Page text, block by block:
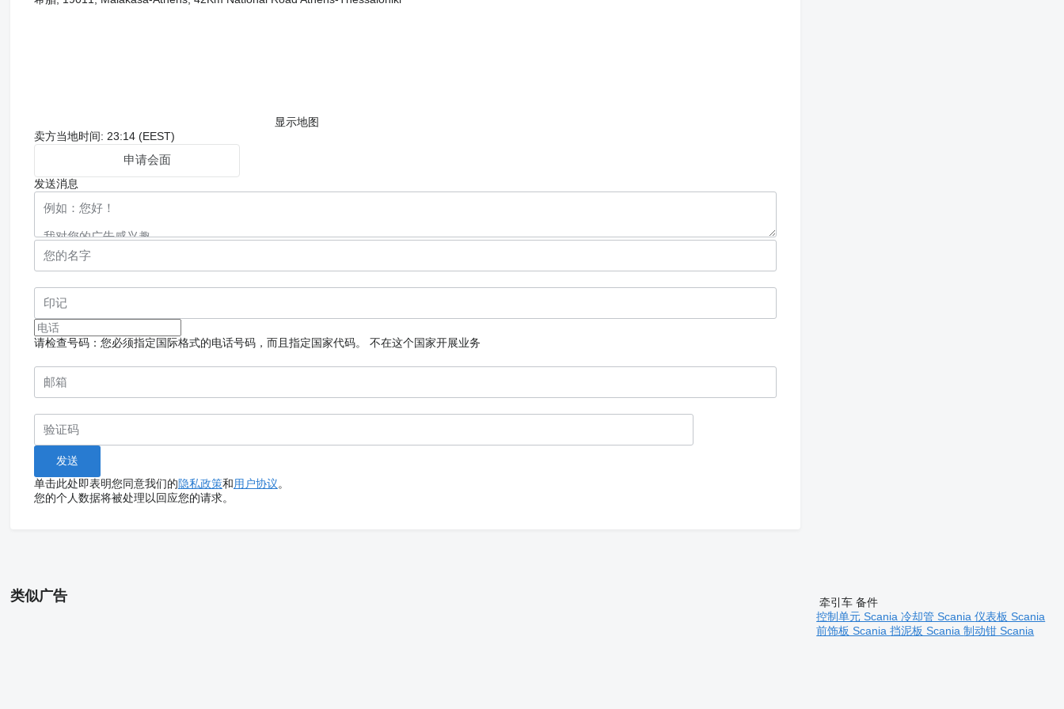
显示地图
卖方当地时间: 23:14 (EEST)
申请会面
发送消息
请检查号码：您必须指定国际格式的电话号码，而且指定国家代码。 不在这个国家开展业务
单击此处即表明您同意我们的隐私政策和用户协议。
您的个人数据将被处理以回应您的请求。
类似广告
牵引车 备件
控制单元 Scania冷却管 Scania仪表板 Scania
前饰板 Scania挡泥板 Scania制动钳 Scania